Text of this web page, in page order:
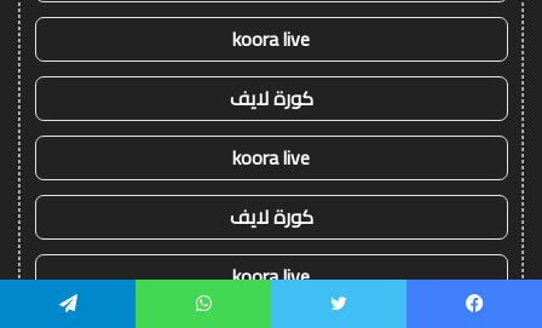
koora live
كورة لايف
koora live
كورة لايف
koora live